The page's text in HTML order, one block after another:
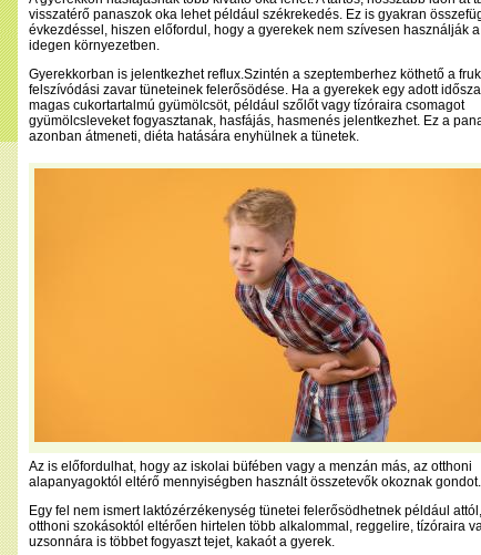
visszatérő panaszok oka lehet például székrekedés. Ez is gyakran
évkezdéssel, hiszen előfordul, hogy a gyerekek nem szívesen használják
idegen környezetben.
Gyerekkorban is jelentkezhet reflux.Szintén a szeptemberhez köthető a
felszívódási zavar tüneteinek felerősödése. Ha a gyerekek egy adott
magas cukortartalmú gyümölcsöt, például szőlőt vagy tízóraira csomagot
gyümölcsleveket fogyasztanak, hasfájás, hasmenés jelentkezhet. Ez a
azonban átmeneti, diéta hatására enyhülnek a tünetek.
Az is előfordulhat, hogy az iskolai büfében vagy a menzán más, az otthoni
alapanyagoktól eltérő mennyiségben használt összetevők okoznak gondot.
Egy fel nem ismert laktózérzékenység tünetei felerősödhetnek például
otthoni szokásoktól eltérően hirtelen több alkalommal, reggelire, tízóraira
uzsonnára is többet fogyaszt tejet, kakaót a gyerek.